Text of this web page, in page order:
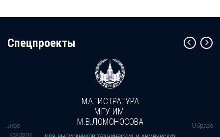
Cпецпроекты
в каждом
МАГИСТРАТУРА
МГУ ИМ.
М.В.ЛОМОНОСОВА